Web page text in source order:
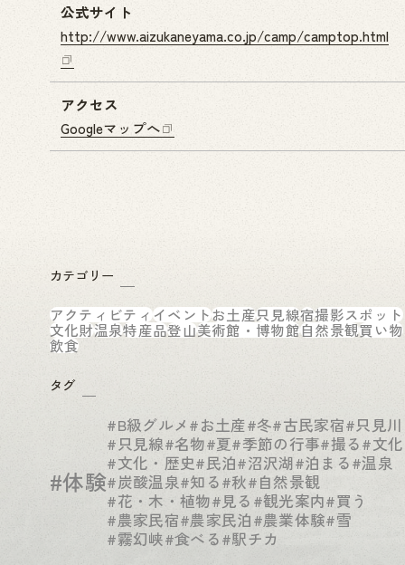
公式サイト
http://www.aizukaneyama.co.jp/camp/camptop.html
アクセス
Googleマップへ
カテゴリー
アクティビティイベントお土産只見線宿撮影スポット
文化財温泉特産品登山美術館・博物館自然景観買い物
飲食
タグ
#体験
#B級グルメ #お土産#冬#古民家宿#只見川
#只見線#名物#夏#季節の行事#撮る#文化
#文化・歴史#民泊#沼沢湖#泊まる#温泉
#炭酸温泉#知る#秋#自然景観
#花・木・植物#見る #観光案内#買う
#農家民宿#農家民泊#農業体験#雪
#霧幻峡#食べる#駅チカ